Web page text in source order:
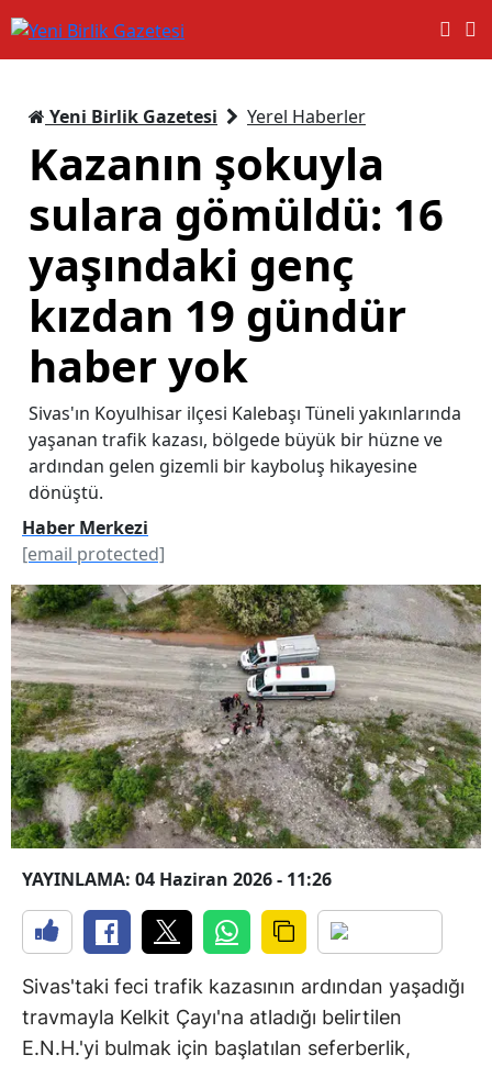
Yeni Birlik Gazetesi Yerel Haberler
Kazanın şokuyla
sulara gömüldü: 16
yaşındaki genç
kızdan 19 gündür
haber yok
Sivas'ın Koyulhisar ilçesi Kalebaşı Tüneli yakınlarında
yaşanan trafik kazası, bölgede büyük bir hüzne ve
ardından gelen gizemli bir kayboluş hikayesine
dönüştü.
Haber Merkezi
[email protected]
YAYINLAMA: 04 Haziran 2026 - 11:26
Sivas'taki feci trafik kazasının ardından yaşadığı
travmayla Kelkit Çayı'na atladığı belirtilen
E.N.H.'yi bulmak için başlatılan seferberlik,